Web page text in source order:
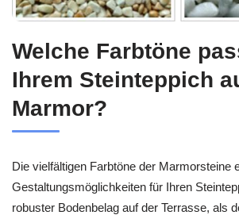
Welche Farbtöne
Ihrem Steinteppich
Marmor?
Die vielfältigen Farbtöne der Marmorsteine
Gestaltungsmöglichkeiten für Ihren
robuster Bodenbelag auf der Terrasse, als